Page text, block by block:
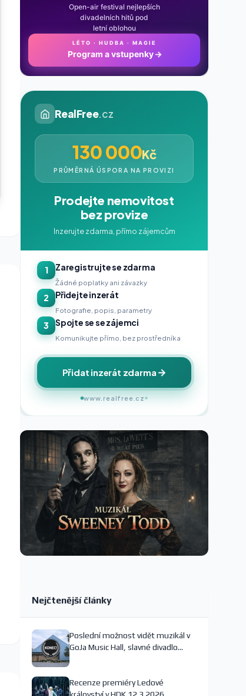
Open-air festival nejlepších
divadelních hitů pod
letní oblohou
LÉTO · HUDBA · MAGIE
Program a vstupenky→
RealFree.cz
130 000Kč
PRŮMĚRNÁ ÚSPORA NA PROVIZI
Prodejte nemovitost
bez provize
Inzerujte zdarma, přímo zájemcům
1 Zaregistrujte se zdarma
Žádné poplatky ani závazky
2 Přidejte inzerát
Fotografie, popis, parametry
3 Spojte se se zájemci
Komunikujte přímo, bez prostředníka
Přidat inzerát zdarma
www.realfree.cz
Nejčtenější články
Poslední možnost vidět muzikál v
GoJa Music Hall, slavné divadlo
Recenze premiéry Ledové